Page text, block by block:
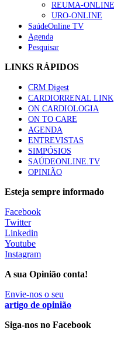
“Os programas
custo-efetivos e
sustentável para
88 visualizações
Quase quatro
86 visualizações
Trodelvy
mama triplo
elegíveis para
61 visualizações
MAIS NOTÍCIAS
Quase 11.900 jovens
nutricionista no primeiro
7 Ago, 2026
ULS de Coimbra estreia
apoio robótico em Portugal
7 Ago, 2026 0 Comments
REUMA-ONLINE
URO-ONLINE
SaúdeOnline TV
Agenda
Pesquisar
LINKS RÁPIDOS
CRM Digest
CARDIORRENAL LINK
ON CARDIOLOGIA
ON TO CARE
AGENDA
ENTREVISTAS
SIMPÓSIOS
SAÚDEONLINE.TV
OPINIÃO
Esteja sempre informado
Facebook
Twitter
Linkedin
Youtube
Instagram
A sua Opinião conta!
Envie-nos o seu
artigo de opinião
Siga-nos no Facebook